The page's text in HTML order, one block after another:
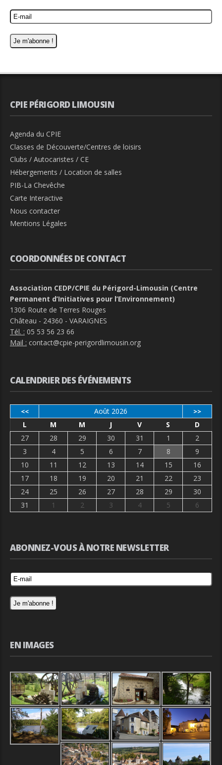
CPIE PÉRIGORD LIMOUSIN
Agenda du CPIE
Classes de Découverte/Centres de loisirs
Clubs / Autocaristes / CE
Hébergements / Location de salles
PIB-La Chevêche
Carte Interactive
Nous contacter
Mentions Légales
COORDONNÉES DE CONTACT
Association CEDP/CPIE du Périgord-Limousin (Centre
Permanent d’Initiatives pour l’Environnement)
1306 Route de Terres Rouges
Château - 24360 - VARAIGNES
Tél. : 05 53 56 23 66
Mail : contact@cpie-perigordlimousin.org
CALENDRIER DES ÉVÉNEMENTS
<< Août 2026 >>
L M M J V S
D
27
28 29 30 31 1
2
3
4 5 6 7 8
9
10
11 12 13 14 15
16
17
18 19 20 21 22
23
24
25 26 27 28 29
30
31
1 2 3 4 5 6
ABONNEZ-VOUS À NOTRE NEWSLETTER
EN IMAGES